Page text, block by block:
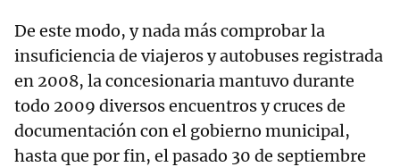
De este modo, y nada más comprobar la
insuficiencia de viajeros y autobuses registrada
en 2008, la concesionaria mantuvo durante
todo 2009 diversos encuentros y cruces de
documentación con el gobierno municipal,
hasta que por fin, el pasado 30 de septiembre